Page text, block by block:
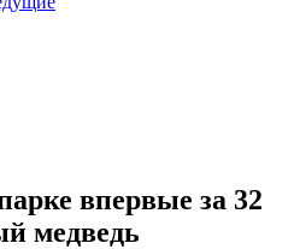
впервые за 32
медведь